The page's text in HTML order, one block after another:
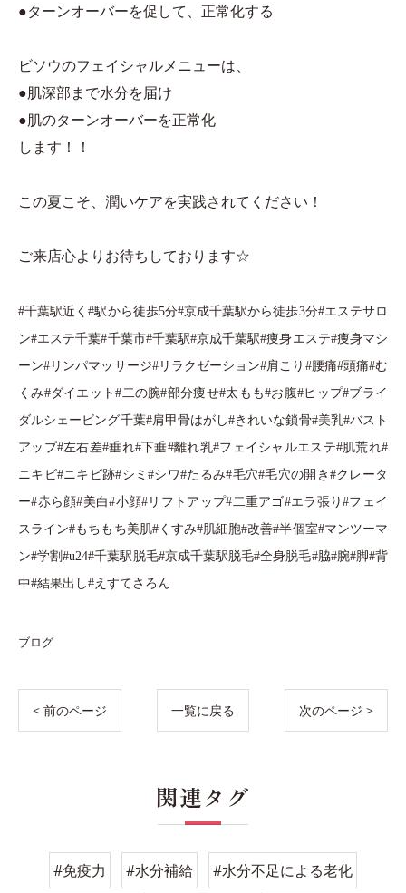
●ターンオーバーを促して、正常化する
ビソウのフェイシャルメニューは、
●肌深部まで水分を届け
●肌のターンオーバーを正常化
します！！
この夏こそ、潤いケアを実践されてください！
ご来店心よりお待ちしております☆
#千葉駅近く#駅から徒歩5分#京成千葉駅から徒歩3分#エステサロ
ン#エステ千葉#千葉市#千葉駅#京成千葉駅#痩身エステ#痩身マシ
ーン#リンパマッサージ#リラクゼーション#肩こり#腰痛#頭痛#む
くみ#ダイエット#二の腕#部分痩せ#太もも#お腹#ヒップ#ブライ
ダルシェービング千葉#肩甲骨はがし#きれいな鎖骨#美乳#バスト
アップ#左右差#垂れ#下垂#離れ乳#フェイシャルエステ#肌荒れ#
ニキビ#ニキビ跡#シミ#シワ#たるみ#毛穴#毛穴の開き#クレータ
ー#赤ら顔#美白#小顔#リフトアップ#二重アゴ#エラ張り#フェイ
スライン#もちもち美肌#くすみ#肌細胞#改善#半個室#マンツーマ
ン#学割#u24#千葉駅脱毛#京成千葉駅脱毛#全身脱毛#脇#腕#脚#背
中#結果出し#えすてさろん
ブログ
< 前のページ 一覧に戻る 次のページ >
関連タグ
#免疫力 #水分補給 #水分不足による老化